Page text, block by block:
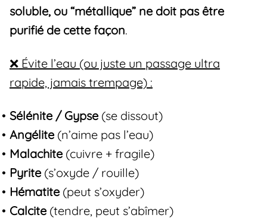
soluble, ou “métallique” ne doit pas être
purifié de cette façon.
❌ Évite l’eau (ou juste un passage ultra
rapide, jamais trempage) :
Sélénite / Gypse (se dissout)
Angélite (n’aime pas l’eau)
Malachite (cuivre + fragile)
Pyrite (s’oxyde / rouille)
Hématite (peut s’oxyder)
Calcite (tendre, peut s’abîmer)